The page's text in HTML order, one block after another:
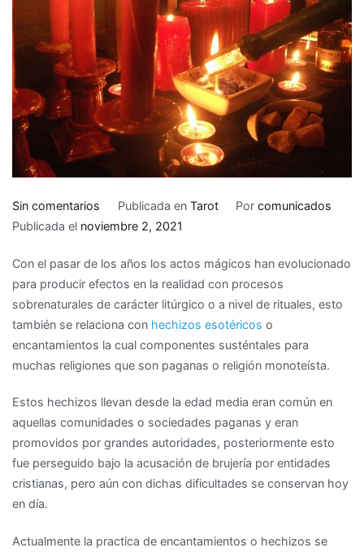
Sin comentarios
La
se
encuentra
entre
nosotros
Publicada en Tarot Porcomunicados
Publicada el noviembre 2, 2021
Con el pasar de los años los actos mágicos han evolucionado
para producir efectos en la realidad con procesos
sobrenaturales de carácter litúrgico o a nivel de rituales, esto
también se relaciona con hechizos esotéricos o
encantamientos la cual componentes susténtales para
muchas religiones que son paganas o religión monoteísta.
Estos hechizos llevan desde la edad media eran común en
aquellas comunidades o sociedades paganas y eran
promovidos por grandes autoridades, posteriormente esto
fue perseguido bajo la acusación de brujería por entidades
cristianas, pero aún con dichas dificultades se conservan hoy
en día.
Actualmente la practica de encantamientos o hechizos se